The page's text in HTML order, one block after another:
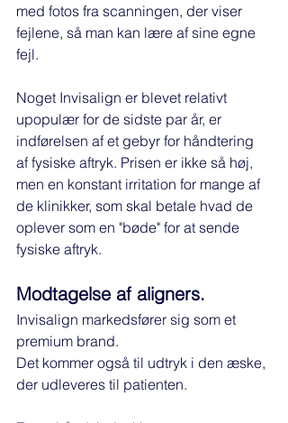
med fotos fra scanningen, der viser
fejlene, så man kan lære af sine egne
fejl.
Noget Invisalign er blevet relativt
upopulær for de sidste par år, er
indførelsen af et gebyr for håndtering
af fysiske aftryk. Prisen er ikke så høj,
men en konstant irritation for mange af
de klinikker, som skal betale hvad de
oplever som en "bøde" for at sende
fysiske aftryk.
Modtagelse af aligners.
Invisalign markedsfører sig som et
premium brand.
Det kommer også til udtryk i den æske,
der udleveres til patienten.